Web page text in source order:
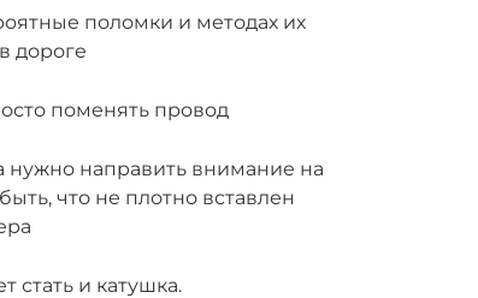
поломки и методах их
дороге
поменять провод
нужно направить внимание на
что не плотно вставлен
стать и катушка.